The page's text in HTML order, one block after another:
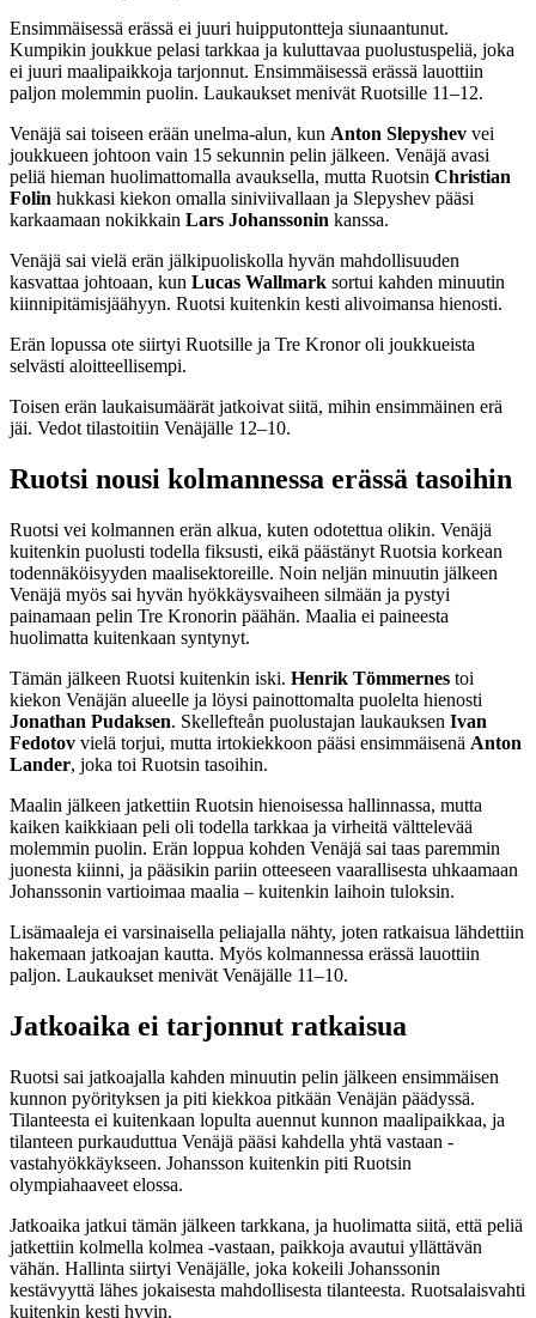
Ensimmäisessä erässä ei juuri huipputontteja siunaantunut.
Kumpikin joukkue pelasi tarkkaa ja kuluttavaa puolustuspeliä, joka
ei juuri maalipaikkoja tarjonnut. Ensimmäisessä erässä lauottiin
paljon molemmin puolin. Laukaukset menivät Ruotsille 11–12.
Venäjä sai toiseen erään unelma-alun, kun Anton Slepyshev vei
joukkueen johtoon vain 15 sekunnin pelin jälkeen. Venäjä avasi
peliä hieman huolimattomalla avauksella, mutta Ruotsin Christian
Folin hukkasi kiekon omalla siniviivallaan ja Slepyshev pääsi
karkaamaan nokikkain Lars Johanssonin kanssa.
Venäjä sai vielä erän jälkipuoliskolla hyvän mahdollisuuden
kasvattaa johtoaan, kun Lucas Wallmark sortui kahden minuutin
kiinnipitämisjäähyyn. Ruotsi kuitenkin kesti alivoimansa hienosti.
Erän lopussa ote siirtyi Ruotsille ja Tre Kronor oli joukkueista
selvästi aloitteellisempi.
Toisen erän laukaisumäärät jatkoivat siitä, mihin ensimmäinen erä
jäi. Vedot tilastoitiin Venäjälle 12–10.
Ruotsi nousi kolmannessa erässä tasoihin
Ruotsi vei kolmannen erän alkua, kuten odotettua olikin. Venäjä
kuitenkin puolusti todella fiksusti, eikä päästänyt Ruotsia korkean
todennäköisyyden maalisektoreille. Noin neljän minuutin jälkeen
Venäjä myös sai hyvän hyökkäysvaiheen silmään ja pystyi
painamaan pelin Tre Kronorin päähän. Maalia ei paineesta
huolimatta kuitenkaan syntynyt.
Tämän jälkeen Ruotsi kuitenkin iski. Henrik Tömmernes toi
kiekon Venäjän alueelle ja löysi painottomalta puolelta hienosti
Jonathan Pudaksen. Skellefteån puolustajan laukauksen Ivan
Fedotov vielä torjui, mutta irtokiekkoon pääsi ensimmäisenä Anton
Lander, joka toi Ruotsin tasoihin.
Maalin jälkeen jatkettiin Ruotsin hienoisessa hallinnassa, mutta
kaiken kaikkiaan peli oli todella tarkkaa ja virheitä välttelevää
molemmin puolin. Erän loppua kohden Venäjä sai taas paremmin
juonesta kiinni, ja pääsikin pariin otteeseen vaarallisesta uhkaamaan
Johanssonin vartioimaa maalia – kuitenkin laihoin tuloksin.
Lisämaaleja ei varsinaisella peliajalla nähty, joten ratkaisua lähdettiin
hakemaan jatkoajan kautta. Myös kolmannessa erässä lauottiin
paljon. Laukaukset menivät Venäjälle 11–10.
Jatkoaika ei tarjonnut ratkaisua
Ruotsi sai jatkoajalla kahden minuutin pelin jälkeen ensimmäisen
kunnon pyörityksen ja piti kiekkoa pitkään Venäjän päädyssä.
Tilanteesta ei kuitenkaan lopulta auennut kunnon maalipaikkaa, ja
tilanteen purkauduttua Venäjä pääsi kahdella yhtä vastaan -
vastahyökkäykseen. Johansson kuitenkin piti Ruotsin
olympiahaaveet elossa.
Jatkoaika jatkui tämän jälkeen tarkkana, ja huolimatta siitä, että peliä
jatkettiin kolmella kolmea -vastaan, paikkoja avautui yllättävän
vähän. Hallinta siirtyi Venäjälle, joka kokeili Johanssonin
kestävyyttä lähes jokaisesta mahdollisesta tilanteesta. Ruotsalaisvahti
kuitenkin kesti hyvin.